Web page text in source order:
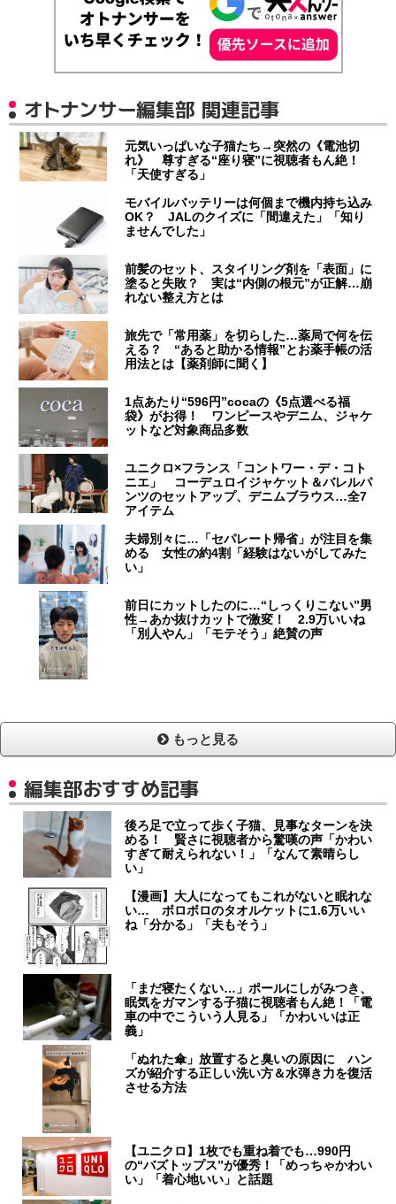
オトナンサー編集部 関連記事
元気いっぱいな子猫たち→突然の《電池切
れ》 尊すぎる“座り寝”に視聴者もん絶！
「天使すぎる」
モバイルバッテリーは何個まで機内持ち込み
OK？ JALのクイズに「間違えた」「知り
ませんでした」
前髪のセット、スタイリング剤を「表面」に
塗ると失敗？ 実は“内側の根元”が正解…崩
れない整え方とは
旅先で「常用薬」を切らした…薬局で何を伝
える？ “あると助かる情報”とお薬手帳の活
用法とは【薬剤師に聞く】
1点あたり“596円”cocaの《5点選べる福
袋》がお得！ ワンピースやデニム、ジャケ
ットなど対象商品多数
ユニクロ×フランス「コントワー・デ・コト
ニエ」 コーデュロイジャケット＆バレルパ
ンツのセットアップ、デニムブラウス…全7
アイテム
夫婦別々に…「セパレート帰省」が注目を集
める 女性の約4割「経験はないがしてみた
い」
前日にカットしたのに…“しっくりこない”男
性→あか抜けカットで激変！ 2.9万いいね
「別人やん」「モテそう」絶賛の声
もっと見る
編集部おすすめ記事
後ろ足で立って歩く子猫、見事なターンを決
める！ 賢さに視聴者から驚嘆の声「かわい
すぎて耐えられない！」「なんて素晴らし
い」
【漫画】大人になってもこれがないと眠れな
い… ボロボロのタオルケットに1.6万いい
ね「分かる」「夫もそう」
「まだ寝たくない…」ポールにしがみつき、
眠気をガマンする子猫に視聴者もん絶！「電
車の中でこういう人見る」「かわいいは正
義」
「ぬれた傘」放置すると臭いの原因に ハン
ズが紹介する正しい洗い方＆水弾き力を復活
させる方法
【ユニクロ】1枚でも重ね着でも…990円
の“バズトップス”が優秀！「めっちゃかわい
い」「着心地いい」と話題